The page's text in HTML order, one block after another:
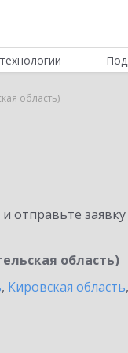
область)
область)
, Кировская область,